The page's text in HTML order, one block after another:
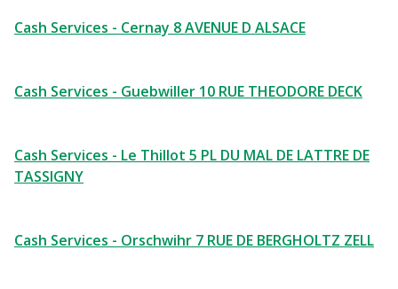
Cash Services - Cernay 8 AVENUE D ALSACE
Cash Services - Guebwiller 10 RUE THEODORE DECK
Cash Services - Le Thillot 5 PL DU MAL DE LATTRE DE
TASSIGNY
Cash Services - Orschwihr 7 RUE DE BERGHOLTZ ZELL